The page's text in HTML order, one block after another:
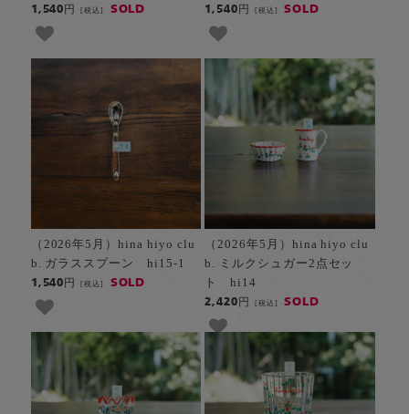
1,540円[税込] SOLD 1,540円 [税込] SOLD
（2026年5月）hina hiyo clu
b. ガラススプーン hi15-1
1,540円[税込] SOLD
（2026年5月）hina hiyo clu
b. ミルクシュガー2点セッ
ト hi14
2,420円 [税込] SOLD